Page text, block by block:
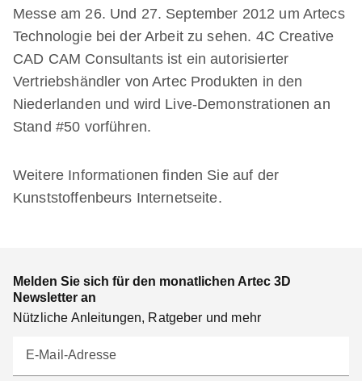
Messe am 26. Und 27. September 2012 um Artecs
Technologie bei der Arbeit zu sehen. 4C Creative
CAD CAM Consultants ist ein autorisierter
Vertriebshändler von Artec Produkten in den
Niederlanden und wird Live-Demonstrationen an
Stand #50 vorführen.
Weitere Informationen finden Sie auf der
Kunststoffenbeurs Internetseite.
Melden Sie sich für den monatlichen Artec 3D
Newsletter an
Nützliche Anleitungen, Ratgeber und mehr
E-Mail-Adresse